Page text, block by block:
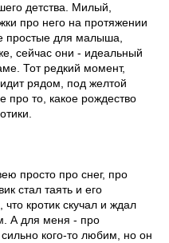
детства. Милый,
про него на протяжении
простые для малыша,
сейчас они - идеальный
Тот редкий момент,
рядом, под желтой
про то, какое рождество
просто про снег, про
стал таять и его
кротик скучал и ждал
А для меня - про
кого-то любим, но он